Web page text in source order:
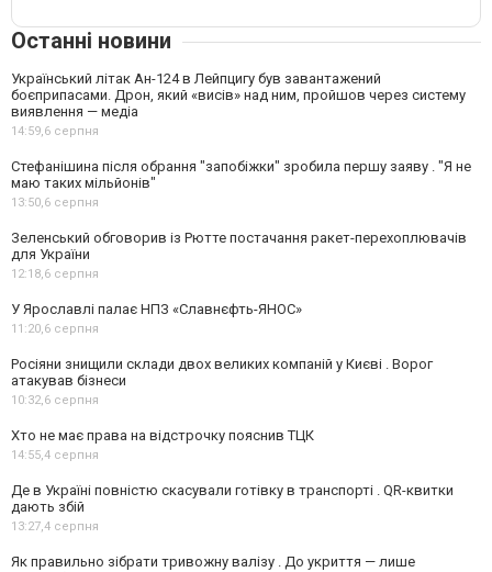
Останні новини
Український літак Ан-124 в Лейпцигу був завантажений
боєприпасами. Дрон, який «висів» над ним, пройшов через систему
виявлення — медіа
14:59,6 серпня
Стефанішина після обрання "запобіжки" зробила першу заяву . "Я не
маю таких мільйонів"
13:50,6 серпня
Зеленський обговорив із Рютте постачання ракет-перехоплювачів
для України
12:18,6 серпня
У Ярославлі палає НПЗ «Славнєфть-ЯНОС»
11:20,6 серпня
Росіяни знищили склади двох великих компаній у Києві . Ворог
атакував бізнеси
10:32,6 серпня
Хто не має права на відстрочку пояснив ТЦК
14:55,4 серпня
Де в Україні повністю скасували готівку в транспорті . QR-квитки
дають збій
13:27,4 серпня
Як правильно зібрати тривожну валізу . До укриття — лише